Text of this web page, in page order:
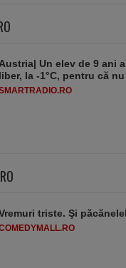
Austria| Un elev de 9 ani
liber, la -1°C, pentru că
triste. Şi